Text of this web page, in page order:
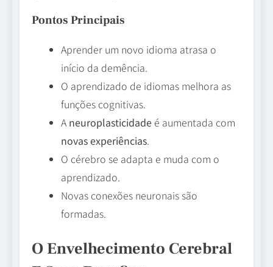
Pontos Principais
Aprender um novo idioma atrasa o
início da demência.
O aprendizado de idiomas melhora as
funções cognitivas.
A neuroplasticidade é aumentada com
novas experiências.
O cérebro se adapta e muda com o
aprendizado.
Novas conexões neuronais são
formadas.
O Envelhecimento Cerebral